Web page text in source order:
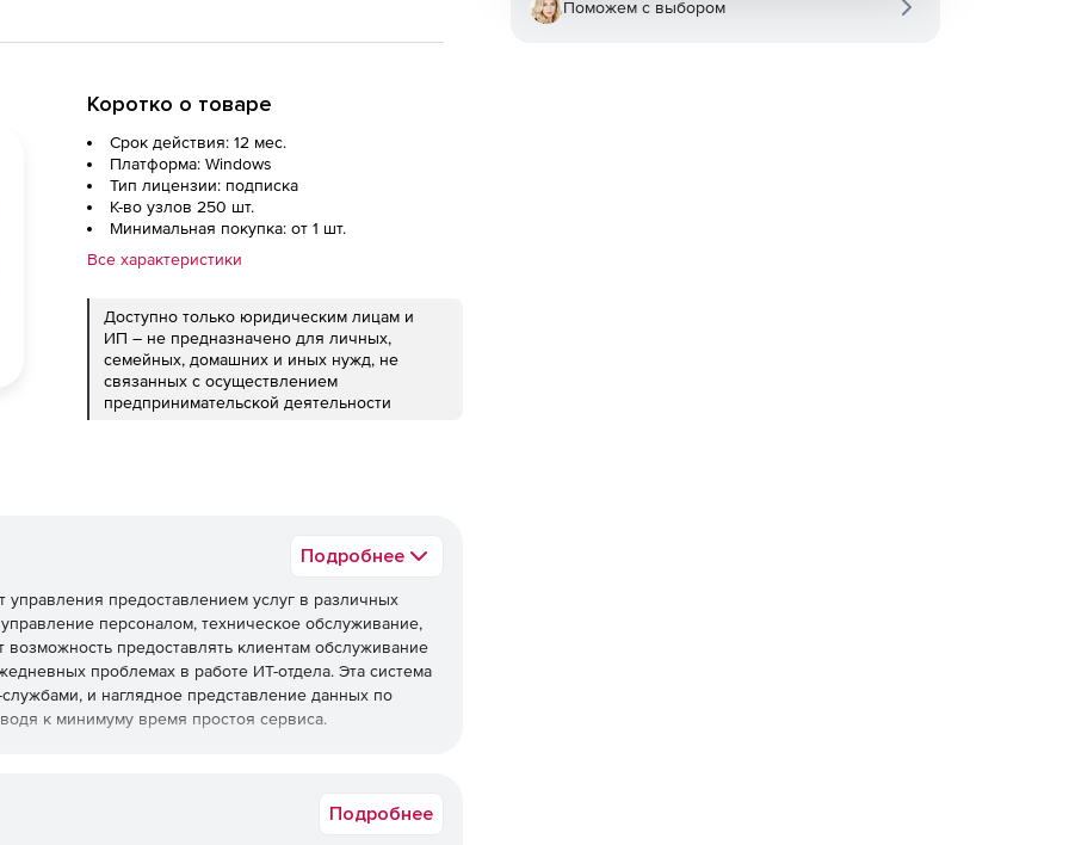
Коротко о товаре
Срок действия: 12 мес.
Платформа: Windows
Тип лицензии: подписка
К-во узлов 250 шт.
Минимальная покупка: от 1 шт.
Все характеристики
Доступно только юридическим лицам и
ИП – не предназначено для личных,
семейных, домашних и иных нужд, не
связанных с осуществлением
предпринимательской деятельности
Подробнее
предоставлением услуг в различных
персоналом, техническое обслуживание,
предоставлять клиентам обслуживание
проблемах в работе ИТ-отдела. Эта система
и наглядное представление данных по
к минимуму время простоя сервиса.
Подробнее
Поможем с выбором